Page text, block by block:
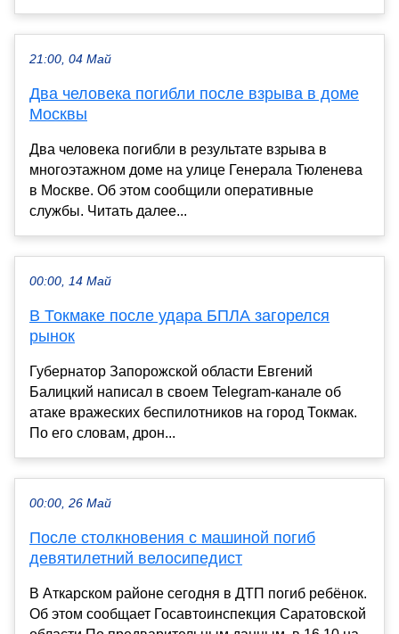
21:00, 04 Май
Два человека погибли после взрыва в доме
Москвы
Два человека погибли в результате взрыва в
многоэтажном доме на улице Генерала Тюленева
в Москве. Об этом сообщили оперативные
службы. Читать далее...
00:00, 14 Май
В Токмаке после удара БПЛА загорелся
рынок
Губернатор Запорожской области Евгений
Балицкий написал в своем Telegram-канале об
атаке вражеских беспилотников на город Токмак.
По его словам, дрон...
00:00, 26 Май
После столкновения с машиной погиб
девятилетний велосипедист
В Аткарском районе сегодня в ДТП погиб ребёнок.
Об этом сообщает Госавтоинспекция Саратовской